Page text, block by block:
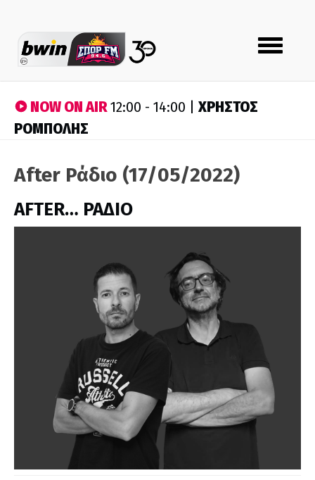
Toggle
navigation
NOW ON AIR12:00 - 14:00 | ΧΡΗΣΤΟΣ
ΡΟΜΠΟΛΗΣ
After Ράδιο (17/05/2022)
AFTER… ΡΑΔΙΟ